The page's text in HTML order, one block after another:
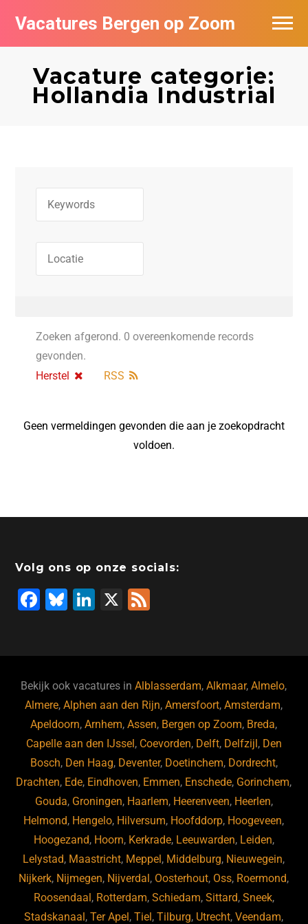
Vacatures Bergen op Zoom
Vacature categorie:
Hollandia Industrial
Zoeken afgerond. 0 overeenkomende records
gevonden.
Herstel
RSS
Geen vermeldingen gevonden die aan je zoekopdracht
voldoen.
Volg ons op onze socials:
F
b
o
o
k
Bl
ky
Li
dI
n
X
Bekijk ook vacatures inAlblasserdam,Alkmaar,Almelo,
Almere,Alphen aan den Rijn,Amersfoort,Amsterdam,
Apeldoorn,Arnhem,Assen, Bergen op Zoom, Breda,
Capelle aan den IJssel , Coevorden, Delft, Delfzijl , Den
Bosch, Den Haag, Deventer, Doetinchem, Dordrecht,
Drachten, Ede, Eindhoven, Emmen, Enschede, Gorinchem,
Gouda, Groningen, Haarlem, Heerenveen, Heerlen,
Helmond, Hengelo, Hilversum, Hoofddorp, Hoogeveen,
Hoogezand, Hoorn, Kerkrade, Leeuwarden, Leiden,
Lelystad, Maastricht, Meppel , Middelburg, Nieuwegein,
Nijkerk, Nijmegen, Nijverdal , Oosterhout, Oss, Roermond,
Roosendaal , Rotterdam, Schiedam, Sittard, Sneek,
Stadskanaal ,Ter Apel ,Tiel ,Tilburg, Utrecht,Veendam,
Vacatures per bedrijf
De populairste vacatures in Bergen op
Zoom